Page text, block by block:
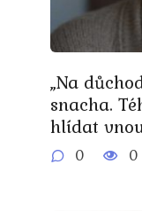
„Na
snacha.
hlídat
0 0